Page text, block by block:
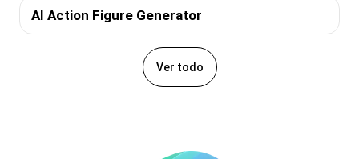
AI Action Figure Generator
Ver todo